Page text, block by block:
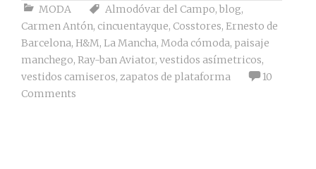
MODA Almodóvar del Campo, blog,
Carmen Antón, cincuentayque, Cosstores, Ernesto de
Barcelona, H&M, La Mancha, Moda cómoda, paisaje
manchego, Ray-ban Aviator, vestidos asímetricos,
vestidos camiseros, zapatos de plataforma
10
Comments